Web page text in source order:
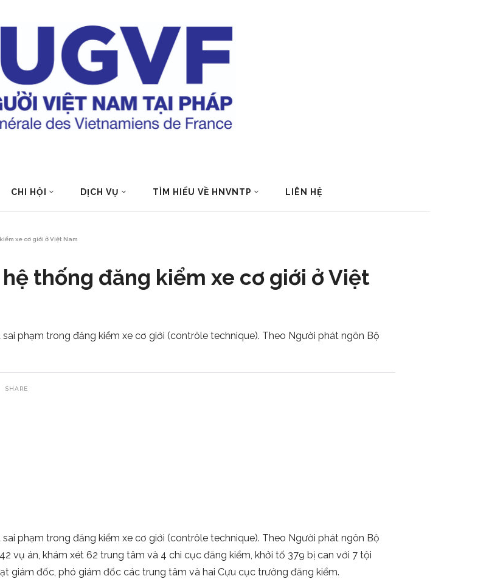
CHI HỘI DỊCH VỤ TÌM HIỂU VỀ HNVNTP LIÊN HỆ
xe cơ giới ở Việt Nam
thống đăng kiểm xe cơ giới ở Việt
phạm trong đăng kiểm xe cơ giới (contrôle technique). Theo Người phát ngôn Bộ
SHARE
phạm trong đăng kiểm xe cơ giới (contrôle technique). Theo Người phát ngôn Bộ
vụ án, khám xét 62 trung tâm và 4 chi cục đăng kiểm, khởi tố 379 bị can với 7 tội
giám đốc, phó giám đốc các trung tâm và hai Cựu cục trưởng đăng kiểm.